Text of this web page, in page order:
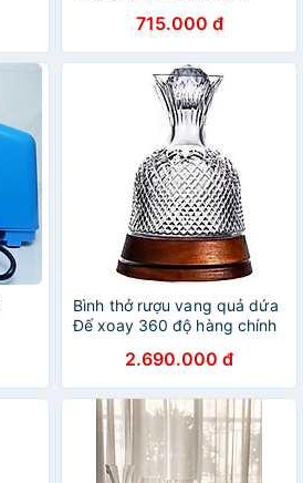
715.000 đ
Bình thở rượu vang quả dứa
Đế xoay 360 độ hàng chính
2.690.000 đ